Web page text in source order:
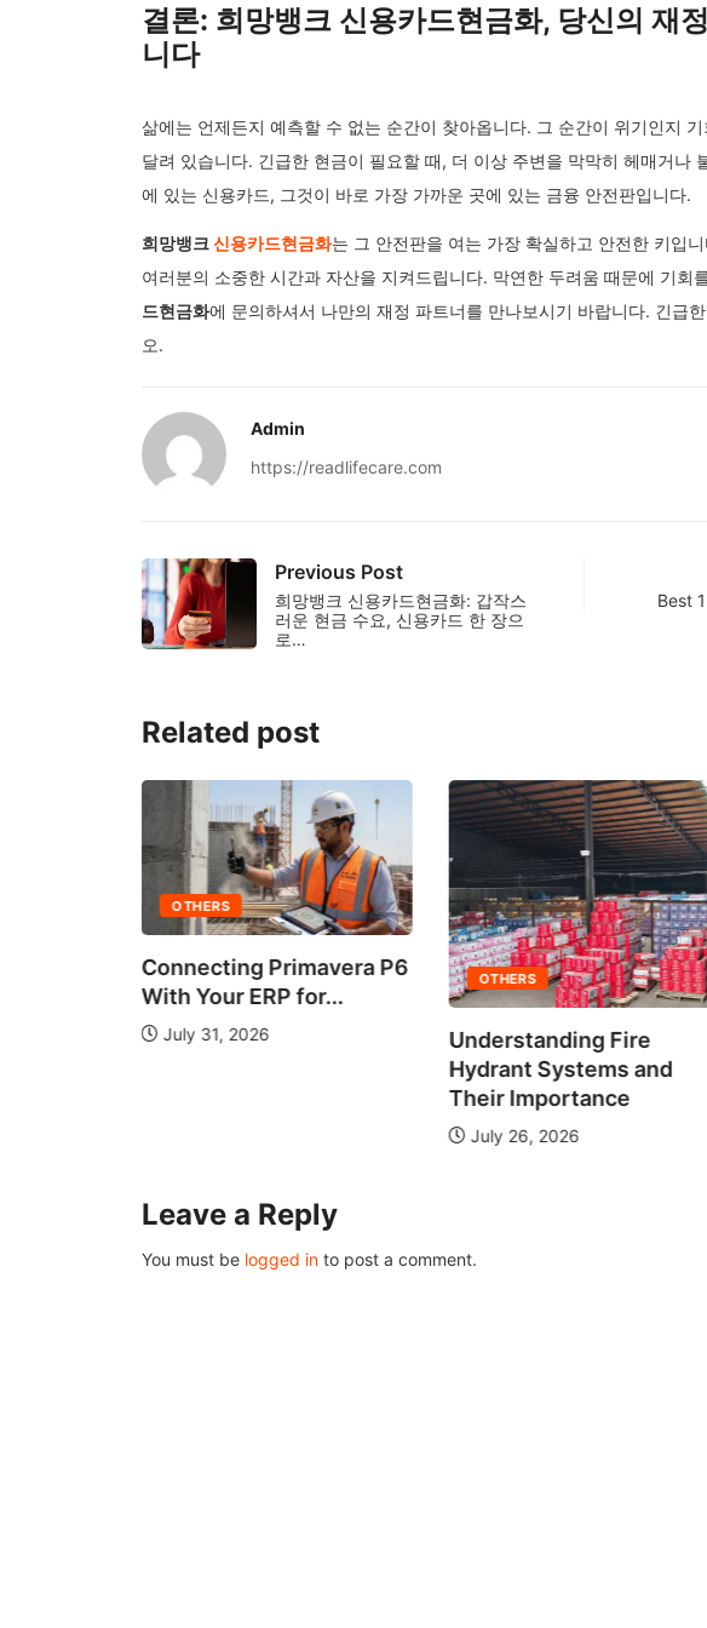
결론: 희망뱅크 신용카드현금화, 당신의 재
니다
삶에는 언제든지 예측할 수 없는 순간이 찾아옵니다. 그 순간이 위기인지
달려 있습니다. 긴급한 현금이 필요할 때, 더 이상 주변을 막막히 헤매거나
에 있는 신용카드, 그것이 바로 가장 가까운 곳에 있는 금융 안전판입니다.
희망뱅크신용카드현금화는 그 안전판을 여는 가장 확실하고 안전한 키입
여러분의 소중한 시간과 자산을 지켜드립니다. 막연한 두려움 때문에 기회
드현금화에 문의하셔서 나만의 재정 파트너를 만나보시기 바랍니다. 긴급
오.
Admin
https://readlifecare.com
Previous Post
희망뱅크 신용카드현금화: 갑작스
러운 현금 수요, 신용카드 한 장으
로…
Best
Related post
OTHERS
Connecting Primavera P6
With Your ERP for...
July 31, 2026
OTHERS
Understanding Fire
Hydrant Systems and
Their Importance
July 26, 2026
Leave a Reply
You must be logged in to post a comment.